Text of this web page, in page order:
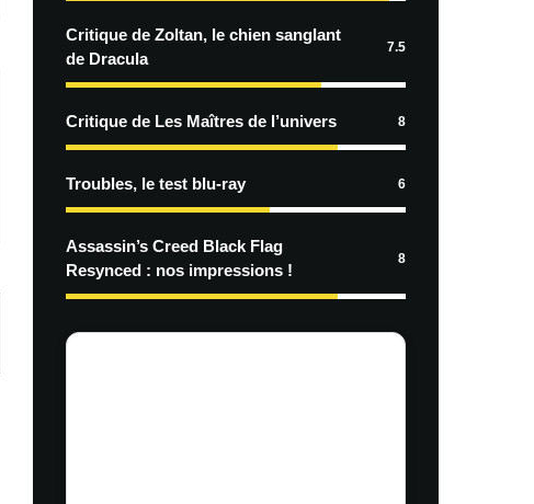
Critique de Zoltan, le chien sanglant
de Dracula
7.5
Critique de Les Maîtres de l’univers 8
Troubles, le test blu-ray 6
Assassin’s Creed Black Flag
Resynced : nos impressions !
8